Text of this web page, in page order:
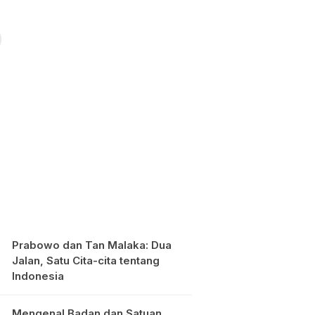
Prabowo dan Tan Malaka: Dua
Jalan, Satu Cita-cita tentang
Indonesia